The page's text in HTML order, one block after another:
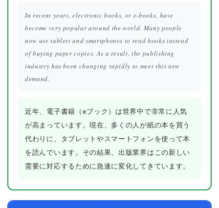
In recent years, electronic books, or e-books, have
become very popular around the world. Many people
now use tablets and smartphones to read books instead
of buying paper copies. As a result, the publishing
industry has been changing rapidly to meet this new
demand.
近年、電子書籍（eブック）は世界中で非常に人気
が高まっています。現在、多くの人が紙の本を買う
代わりに、タブレットやスマートフォンを使って本
を読んでいます。その結果、出版業界はこの新しい
需要に対応するために急速に変化してきています。